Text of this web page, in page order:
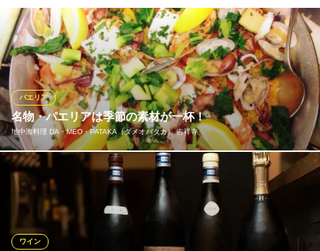
名物・パエリアは季節の素材が一杯！
地中海料理 DA・MEO・PATAKA（ダメオパタカ） 吉祥寺
パエリア
自慢の逸品「パエリア」は、ご存じの通りスペイン発祥の炊き込
みご飯です。当店では、春夏秋冬・季節ごとに旬の素材を入れ、
シェフの感性を活かした〆に相応しい逸品としてご提供。皆さま
にご好評を頂いております。是非ご来店の際は味わって下さい！
ワイン